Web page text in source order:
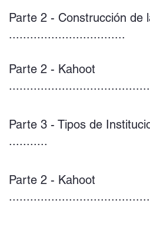
Parte 2 - Construcción de
.................................
Parte 2 - Kahoot
Parte 3 - Tipos de
...........
Parte 2 - Kahoot